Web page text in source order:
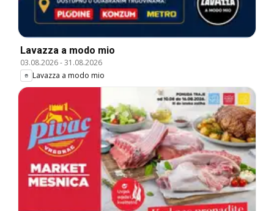
Lavazza a modo mio
03.08.2026-31.08.2026
Lavazza a modo mio